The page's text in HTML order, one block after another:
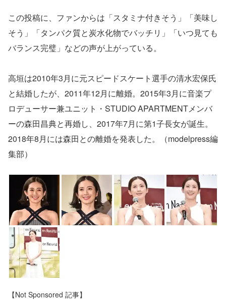
この投稿に、ファンからは「スタミナ付きそう」「美味し
そう」「タンパク質と炭水化物でバッチリ」「いつ見ても
バランス完璧」などの声が上がっている。
高垣は2010年3月に元スピードスケート選手の清水宏保氏
と結婚したが、2011年12月に離婚。2015年3月に音楽プ
ロデューサー兼ユニット・STUDIO APARTMENTメンバ
ーの森田昌典と再婚し、2017年7月に第1子長女が誕生。
2018年8月には森田との離婚を発表した。（modelpress編
集部）
【Not Sponsored 記事】